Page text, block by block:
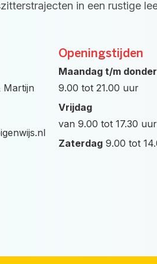
in een rustige
Martijn
Openingstijden
Maandag t/m
9.00 tot 21.00 uur
Vrijdag
van 9.00 tot 17.30 uur
Zaterdag 9.00 tot